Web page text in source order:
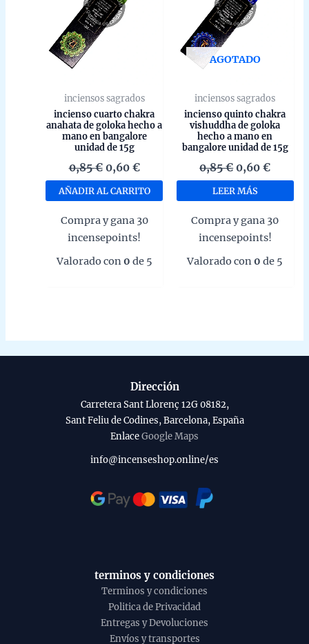
inciensos sagrados
incienso cuarto chakra
anahata de goloka hecho a
mano en bangalore
unidad de 15g
0,85€ El
precio
original
0,85 €.
0,60 €El
precio
actual
0,60 €.
AÑADIR AL CARRITO
Compra y gana 30
incensepoints!
Valorado con0 de 5
AGOTADO
inciensos sagrados
incienso quinto chakra
vishuddha de goloka
hecho a mano en
bangalore unidad de 15g
0,85€ El
precio
original
0,85 €.
0,60€El
precio
0,60 €.
LEER MÁS
Compra y gana 30
incensepoints!
Valorado con0 de 5
Dirección
Carretera Sant Llorenç 12G 08182,
Sant Feliu de Codines, Barcelona, España
EnlaceGoogle Maps
info@incenseshop.online/es
terminos y condiciones
Terminos y condiciones
Politica de Privacidad
Entregas y Devoluciones
Envíos y transportes